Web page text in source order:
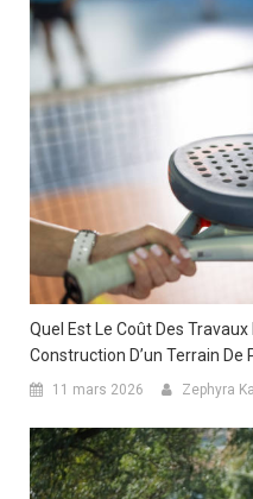
Quel Est Le Coût Des
Construction D’un Terrain De
11 mars 2026 Zephyra